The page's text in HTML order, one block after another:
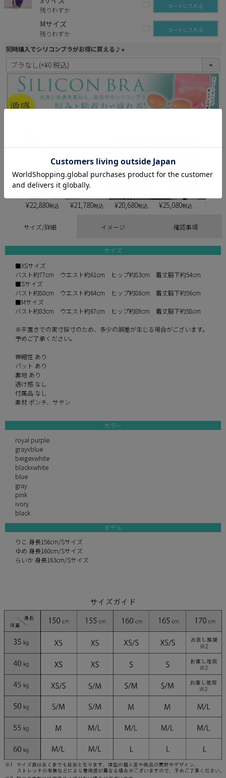
残りわずか カートに入れる
Mサイズ
残りわずか カートに入れる
同時購入でシリコンブラがお得に買える♪
(
須
)
¥22,880税込 ¥21,780税込 ¥20,680税込 ¥25,080税込 ¥
サイズ/詳細 イメージ 確認事項
サイズ
■XSサイズ
バスト約77cm ウエスト約61cm ヒップ約83cm 着丈脇下約54cm
■Sサイズ
バスト約80cm ウエスト約64cm ヒップ約86cm 着丈脇下約56cm
■Mサイズ
バスト約83cm ウエスト約67cm ヒップ約89cm 着丈脇下約58cm
※平置きでの実寸採寸のため、多少の誤差が生じる場合がございます。
予めご了承ください。
伸縮性 あり
パット あり
裏地 あり
透け感 なし
付属品 なし
素材 ポンチ、サテン
カラー
royal purple
grayxblue
beigexwhite
blackxwhite
blue
gray
pink
ivory
black
モデル
りこ 身長156cm/Sサイズ
ゆめ 身長160cm/Sサイズ
らいか 身長163cm/Sサイズ